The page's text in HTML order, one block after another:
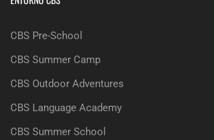
CBS Pre-School
CBS Summer Camp
CBS Outdoor Adventures
CBS Language Academy
CBS Summer School